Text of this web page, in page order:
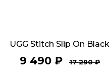
UGG Stitch Slip On Black
9 490₽ 17 290₽